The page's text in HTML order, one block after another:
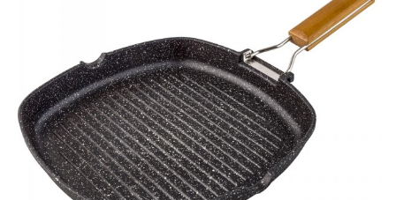
Cacerola
al.fund.premium
alta piedra 20
PrecioSocio: 25,51€
PrecioHabitual: 43,69€
Cacerola
al.fund.premium
alta piedra 24
Cacerola
al.fund.premium
alta piedra 28
PrecioSocio: 42,56€
PrecioHabitual: 71,78€
Cacerola
al.fund.premium
alta piedra 32